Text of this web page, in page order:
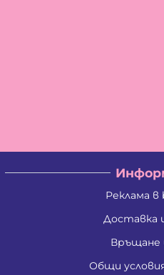
Реклама в
Доставка
Връщане
Общи